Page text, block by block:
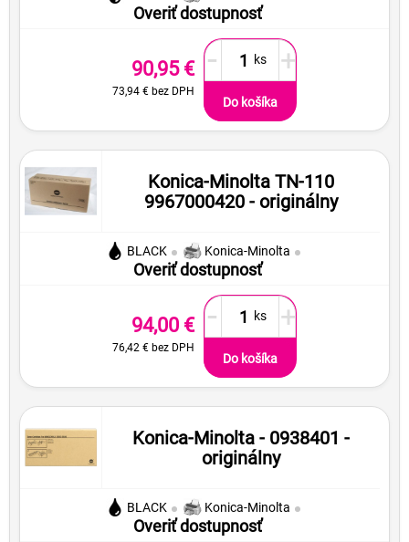
Overiť dostupnosť
90,95 €
73,94 € bez DPH
- +
Do košíka
Konica-Minolta TN-110
9967000420 - originálny
BLACK Konica-Minolta
Overiť dostupnosť
94,00 €
76,42 € bez DPH
- +
Do košíka
Konica-Minolta - 0938401 -
originálny
BLACK Konica-Minolta
Overiť dostupnosť